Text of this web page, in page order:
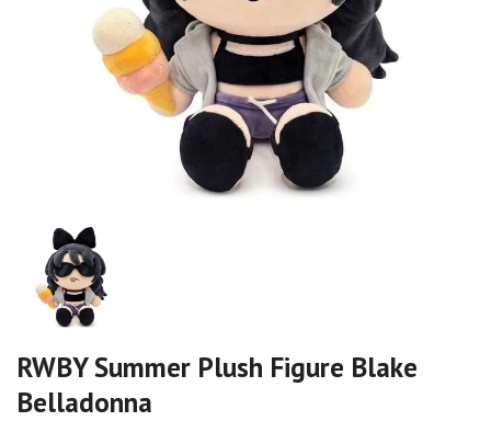
RWBY Summer Plush Figure Blake
Belladonna